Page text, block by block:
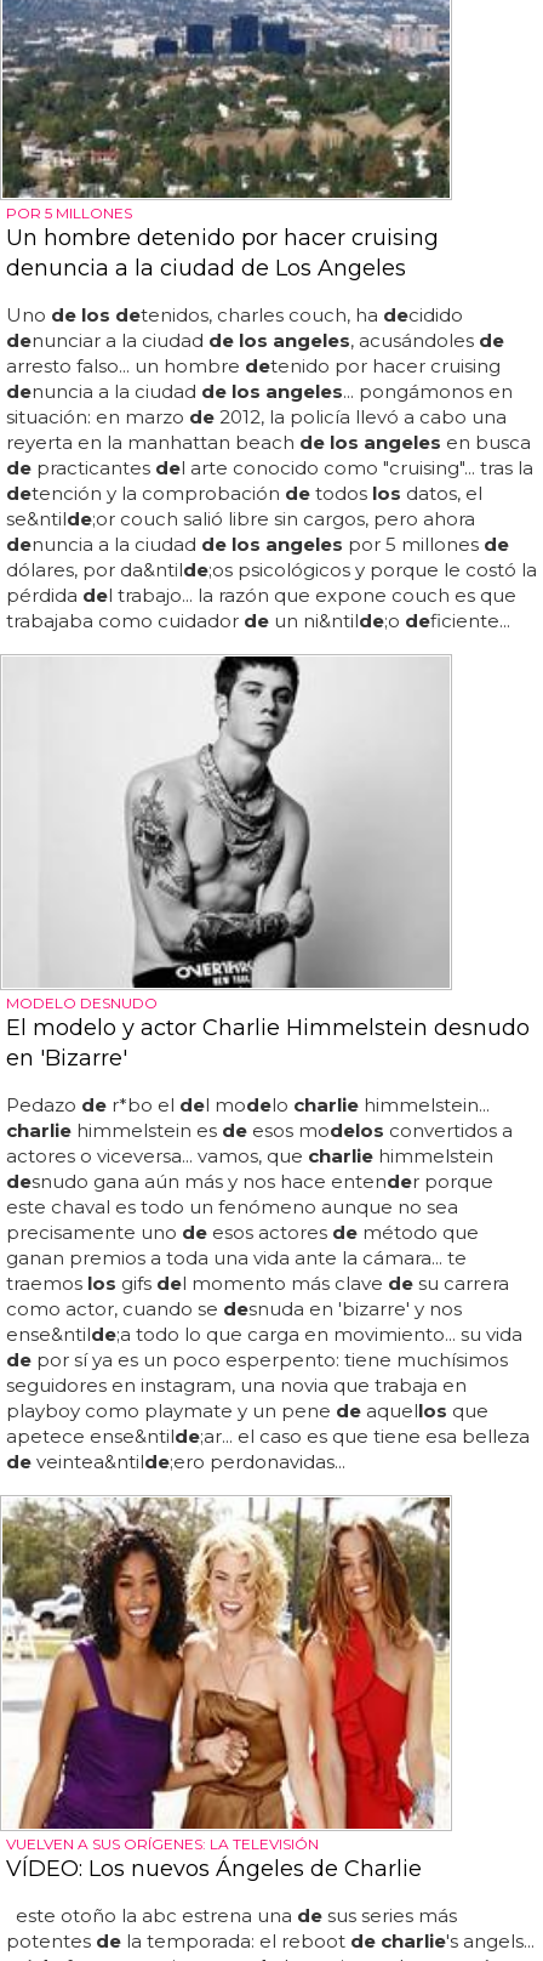
POR 5 MILLONES
Un hombre detenido por hacer cruising
denuncia a la ciudad de Los Angeles
Uno de los detenidos, charles couch, ha decidido
denunciar a la ciudad de los angeles, acusándoles de
arresto falso... un hombre detenido por hacer cruising
denuncia a la ciudad de los angeles... pongámonos en
situación: en marzo de 2012, la policía llevó a cabo una
reyerta en la manhattan beach de los angeles en busca
de practicantes del arte conocido como "cruising"... tras la
detención y la comprobación de todos los datos, el
se&ntilde;or couch salió libre sin cargos, pero ahora
denuncia a la ciudad de los angeles por 5 millones de
dólares, por da&ntilde;os psicológicos y porque le costó la
pérdida del trabajo... la razón que expone couch es que
trabajaba como cuidador de un ni&ntilde;o deficiente...
MODELO DESNUDO
El modelo y actor Charlie Himmelstein desnudo
en 'Bizarre'
Pedazo de r*bo el del modelo charlie himmelstein...
charlie himmelstein es de esos modelos convertidos a
actores o viceversa... vamos, que charlie himmelstein
desnudo gana aún más y nos hace entender porque
este chaval es todo un fenómeno aunque no sea
precisamente uno de esos actores de método que
ganan premios a toda una vida ante la cámara... te
traemos los gifs del momento más clave de su carrera
como actor, cuando se desnuda en 'bizarre' y nos
ense&ntilde;a todo lo que carga en movimiento... su vida
de por sí ya es un poco esperpento: tiene muchísimos
seguidores en instagram, una novia que trabaja en
playboy como playmate y un pene de aquellos que
apetece ense&ntilde;ar... el caso es que tiene esa belleza
de veintea&ntilde;ero perdonavidas...
VUELVEN A SUS ORÍGENES: LA TELEVISIÓN
VÍDEO: Los nuevos Ángeles de Charlie
este otoño la abc estrena una de sus series más
potentes de la temporada: el reboot de charlie's angels...